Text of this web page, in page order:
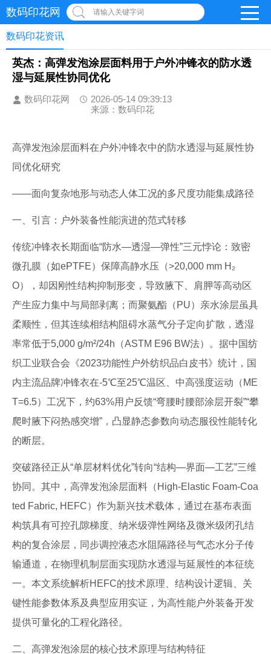
数码印花网 请输入关键字词
数码印花资讯
英杰：高弹发泡涂层面料用于户外冲锋衣的防水透
湿与延展性协同优化
数码印花网
2026-05-14 09:39:13
来源：数码印花
高弹发泡涂层面料在户外冲锋衣中的防水透湿与延展性协
同优化研究
——面向复杂地形与动态人体工况的多尺度功能集成路径
一、引言：户外装备性能演进的范式转移
传统冲锋衣长期面临“防水—透湿—弹性”三元悖论：致密
微孔膜（如ePTFE）保障高静水压（>20,000 mm H₂
O），却因刚性结构抑制形变，导致腋下、肩胛等高动区
产生应力集中与局部剥离；而聚氨酯（PU）亲水涂层虽具
柔顺性，但其连续相结构阻碍水蒸气分子定向扩散，透湿
率常低于5,000 g/m²/24h（ASTM E96 BW法）。据中国纺
织工业联合会《2023功能性户外纺织品白皮书》统计，国
内主流品牌冲锋衣在-5℃至25℃温区、中高强度运动（ME
T=6.5）工况下，约63%用户反馈“弯腰时腰部涂层开裂”“攀
爬时腋下闷热感突增”，凸显静态参数向动态服役性能转化
的断层。
突破路径正从“单层材料优化”转向“结构—界面—工艺”三维
协同。其中，高弹发泡涂层面料（High-Elastic Foam-Coa
ted Fabric, HEFC）作为新兴技术载体，通过在基布表面
构筑具有可控孔隙梯度、纳米级弹性网络及微米级闭孔结
构的复合涂层，同步调控液态水阻隔路径与气态水分子传
输通道，在物理机制层面实现防水透湿与延展性的本征统
一。本文系统解析HEFC的技术原理、结构设计逻辑、关
键性能参数体系及典型应用实证，为高性能户外装备开发
提供可量化的工程化路径。
二、高弹发泡涂层的核心技术原理与结构特征